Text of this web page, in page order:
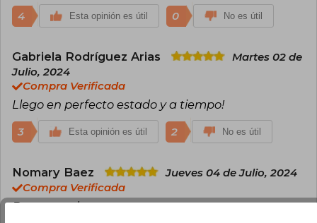
4 Esta opinión es útil 0 No es útil
Gabriela Rodríguez Arias
Martes 02 de
Julio, 2024
Compra Verificada
Llego en perfecto estado y a tiempo!
3 Esta opinión es útil 2 No es útil
Nomary Baez
Jueves 04 de Julio, 2024
Compra Verificada
Buen estado.